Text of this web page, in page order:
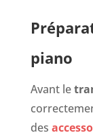
piano
Avant le
des